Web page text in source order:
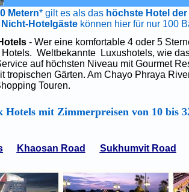
Metern* gilt es als das höchste Hotel der
Hotelgäste können hier für nur 100
- Wer eine komfortable 4 oder 5
Hotels. Weltbekannte Luxushotels, wie
auf höchsten Niveau mit Gourmet
tropischen Gärten. Am Chayo Phraya
Touren.
Hotels mit Zimmerpreisen von 10 bis
Khaosan Road Sukhumvit Road